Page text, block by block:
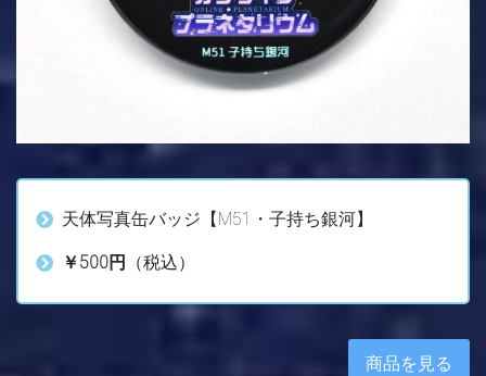
天体写真缶バッジ【M51・子持ち銀河】
￥500円 （税込）
商品を見る